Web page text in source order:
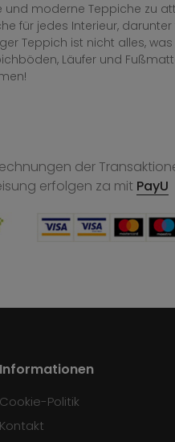
und moderne Teppiche zu
für jedes Interieur,
Teppich ist nicht alles,
Läufer und
der
erfolgen za mit PayU
Informationen
Cookie-Politik
Kontakt